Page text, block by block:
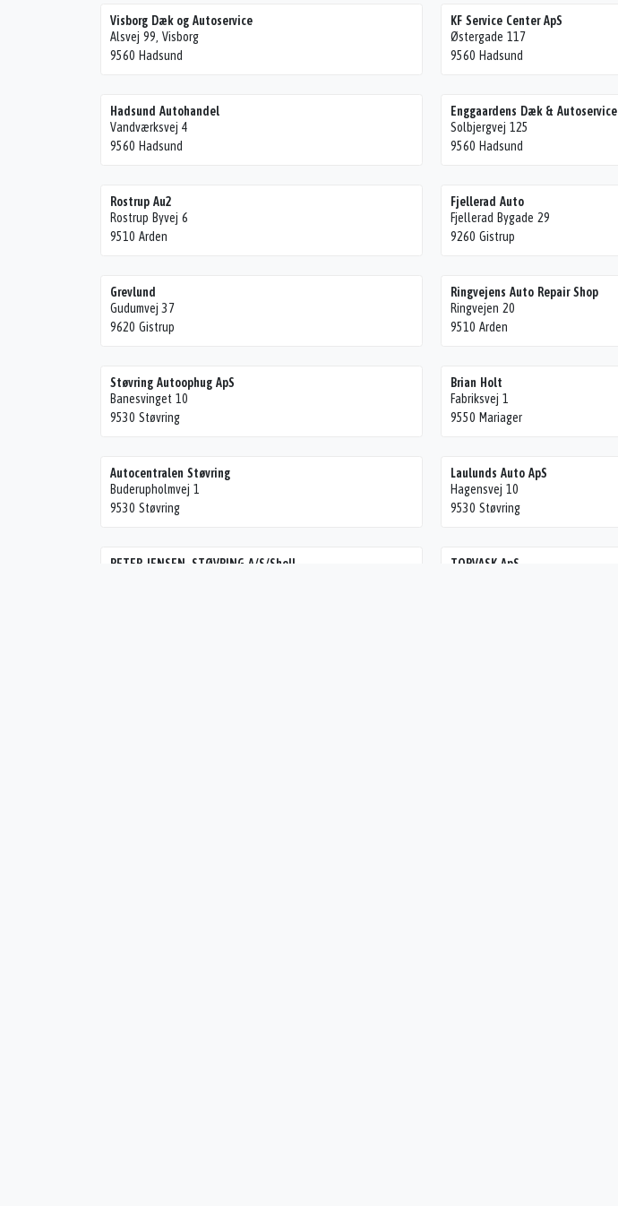
Visborg Dæk og Autoservice
Alsvej 99, Visborg
9560 Hadsund
KF Service Center ApS
Østergade 117
9560 Hadsund
Hadsund Autohandel
Vandværksvej 4
9560 Hadsund
Enggaardens Dæk & Autoservice
Solbjergvej 125
9560 Hadsund
Rostrup Au2
Rostrup Byvej 6
9510 Arden
Fjellerad Auto
Fjellerad Bygade 29
9260 Gistrup
Grevlund
Gudumvej 37
9620 Gistrup
Ringvejens Auto Repair Shop
Ringvejen 20
9510 Arden
Støvring Autoophug ApS
Banesvinget 10
9530 Støvring
Brian Holt
Fabriksvej 1
9550 Mariager
Autocentralen Støvring
Buderupholmvej 1
9530 Støvring
Laulunds Auto ApS
Hagensvej 10
9530 Støvring
PETER JENSEN. STØVRING A/S/Shell
TOPVASK ApS